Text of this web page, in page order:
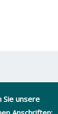
Sie unsere